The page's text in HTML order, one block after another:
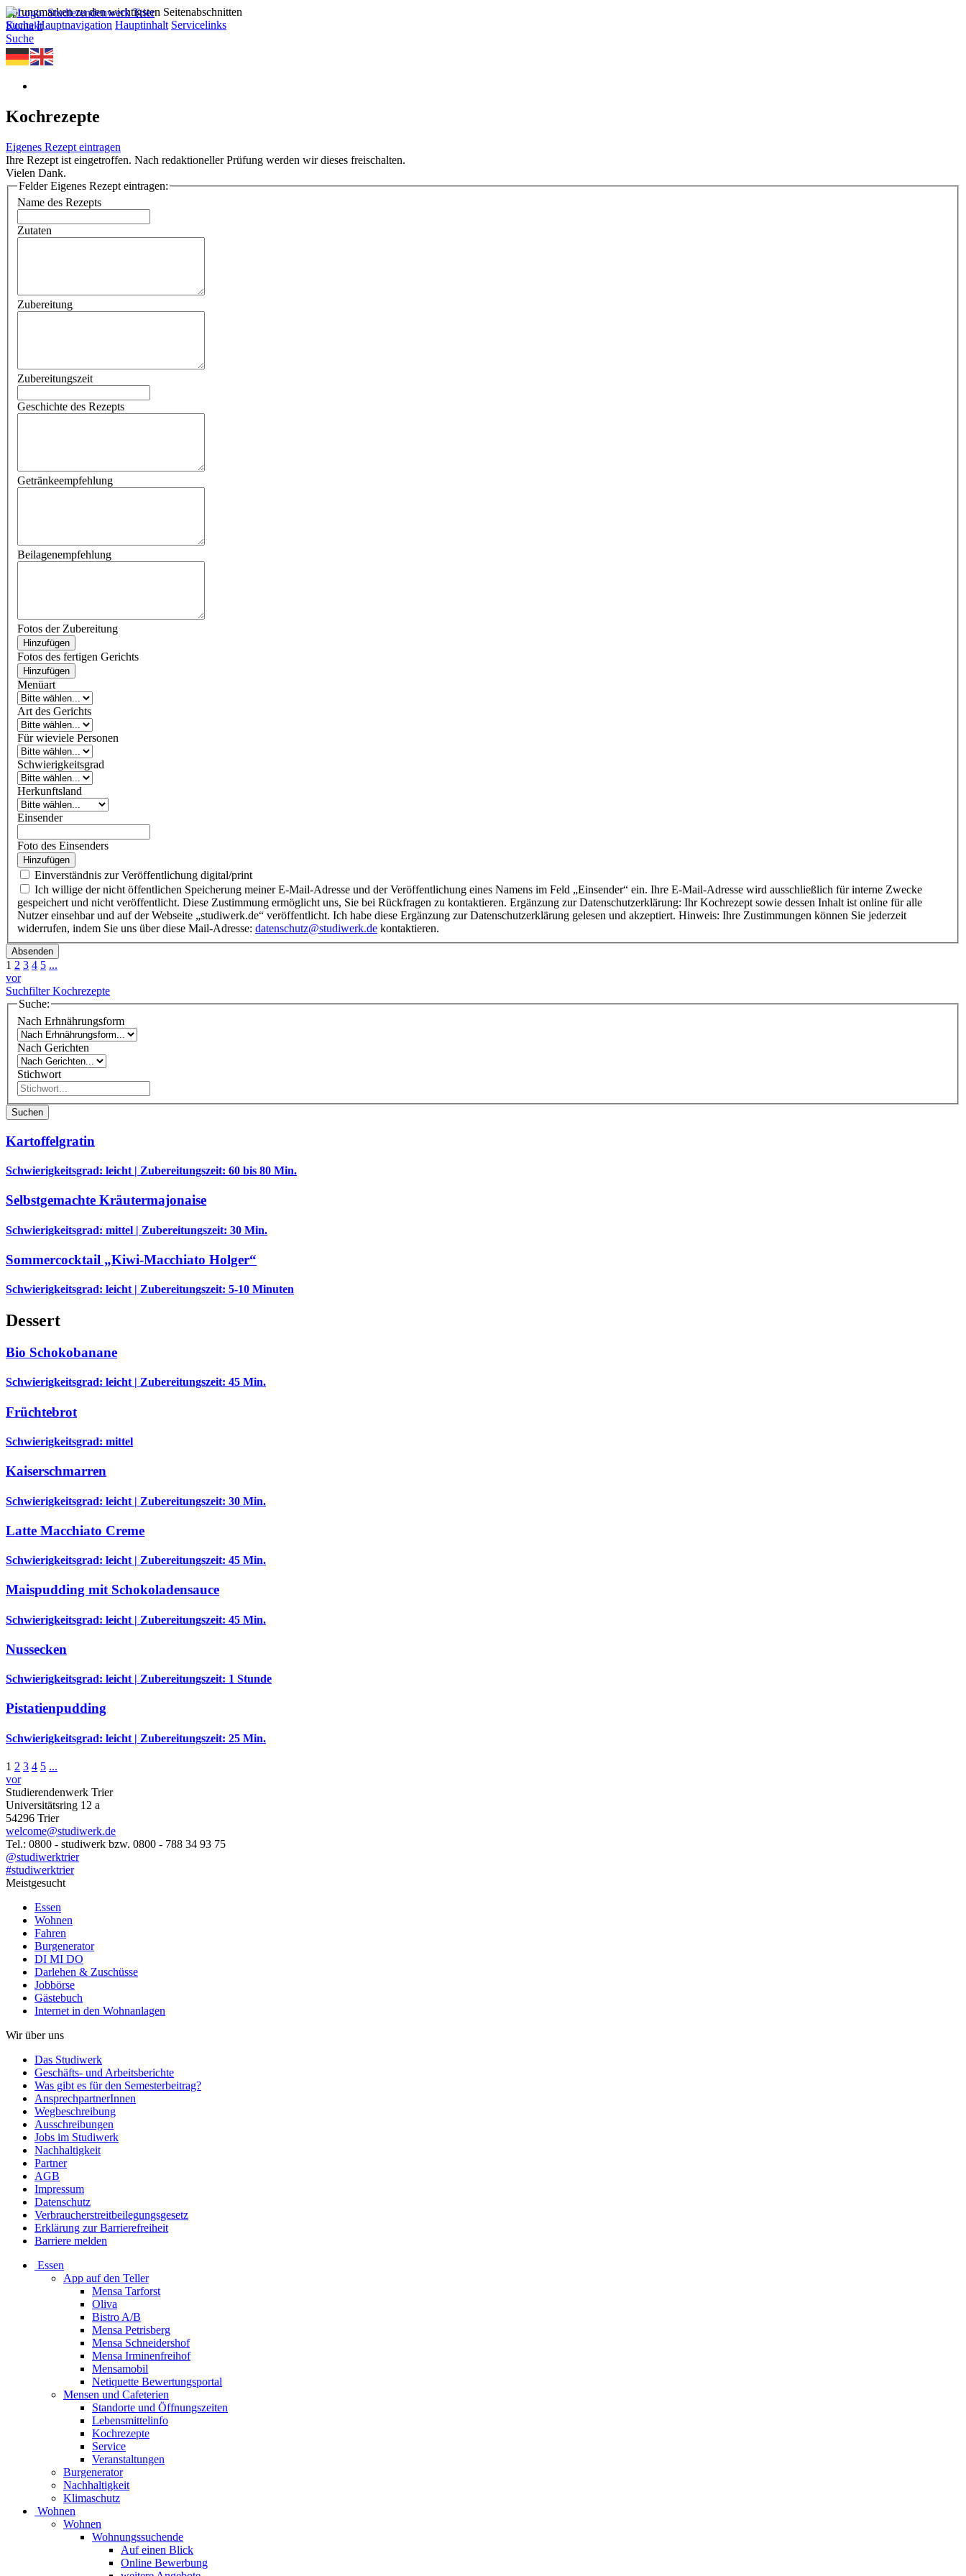
Sprungmarken zu den wichtigsten Seitenabschnitten
Suche Hauptnavigation Hauptinhalt Servicelinks
Kontakt
Suche
Kochrezepte
Eigenes Rezept eintragen
Ihre Rezept ist eingetroffen. Nach redaktioneller Prüfung werden wir dieses freischalten.
Vielen Dank.
Felder Eigenes Rezept eintragen:
Name des Rezepts
Zutaten
Zubereitung
Zubereitungszeit
Geschichte des Rezepts
Getränkeempfehlung
Beilagenempfehlung
Fotos der Zubereitung
Hinzufügen
Fotos des fertigen Gerichts
Hinzufügen
Menüart
Art des Gerichts
Für wieviele Personen
Schwierigkeitsgrad
Herkunftsland
Einsender
Foto des Einsenders
Hinzufügen
Einverständnis zur Veröffentlichung digital/print
Ich willige der nicht öffentlichen Speicherung meiner E-Mail-Adresse und der Veröffentlichung eines Namens im Feld „Einsender“ ein. Ihre E-Mail-Adresse wird ausschließlich für interne Zwecke
gespeichert und nicht veröffentlicht. Diese Zustimmung ermöglicht uns, Sie bei Rückfragen zu kontaktieren. Ergänzung zur Datenschutzerklärung: Ihr Kochrezept sowie dessen Inhalt ist online für alle
Nutzer einsehbar und auf der Webseite „studiwerk.de“ veröffentlicht. Ich habe diese Ergänzung zur Datenschutzerklärung gelesen und akzeptiert. Hinweis: Ihre Zustimmungen können Sie jederzeit
widerrufen, indem Sie uns über diese Mail-Adresse: datenschutz@studiwerk.de kontaktieren.
Absenden
1 2 3 4 5 ...
vor
Suchfilter Kochrezepte
Suche:
Nach Erhnährungsform
Nach Gerichten
Stichwort
Suchen
Kartoffelgratin
Schwierigkeitsgrad: leicht | Zubereitungszeit: 60 bis 80 Min.
Selbstgemachte Kräutermajonaise
Schwierigkeitsgrad: mittel | Zubereitungszeit: 30 Min.
Sommercocktail „Kiwi-Macchiato Holger“
Schwierigkeitsgrad: leicht | Zubereitungszeit: 5-10 Minuten
Dessert
Bio Schokobanane
Schwierigkeitsgrad: leicht | Zubereitungszeit: 45 Min.
Früchtebrot
Schwierigkeitsgrad: mittel
Kaiserschmarren
Schwierigkeitsgrad: leicht | Zubereitungszeit: 30 Min.
Latte Macchiato Creme
Schwierigkeitsgrad: leicht | Zubereitungszeit: 45 Min.
Maispudding mit Schokoladensauce
Schwierigkeitsgrad: leicht | Zubereitungszeit: 45 Min.
Nussecken
Schwierigkeitsgrad: leicht | Zubereitungszeit: 1 Stunde
Pistatienpudding
Schwierigkeitsgrad: leicht | Zubereitungszeit: 25 Min.
1 2 3 4 5 ...
vor
Studierendenwerk Trier
Universitätsring 12 a
54296 Trier
welcome@studiwerk.de
Tel.: 0800 - studiwerk bzw. 0800 - 788 34 93 75
@studiwerktrier
#studiwerktrier
Meistgesucht
Essen
Wohnen
Fahren
Burgenerator
DI MI DO
Darlehen & Zuschüsse
Jobbörse
Gästebuch
Internet in den Wohnanlagen
Wir über uns
Das Studiwerk
Geschäfts- und Arbeitsberichte
Was gibt es für den Semesterbeitrag?
AnsprechpartnerInnen
Wegbeschreibung
Ausschreibungen
Jobs im Studiwerk
Nachhaltigkeit
Partner
AGB
Impressum
Datenschutz
Verbraucherstreitbeilegungsgesetz
Erklärung zur Barrierefreiheit
Barriere melden
Essen
App auf den Teller
Mensa Tarforst
Oliva
Bistro A/B
Mensa Petrisberg
Mensa Schneidershof
Mensa Irminenfreihof
Mensamobil
Netiquette Bewertungsportal
Mensen und Cafeterien
Standorte und Öffnungszeiten
Lebensmittelinfo
Kochrezepte
Service
Veranstaltungen
Burgenerator
Nachhaltigkeit
Klimaschutz
Wohnen
Wohnen
Wohnungssuchende
Auf einen Blick
Online Bewerbung